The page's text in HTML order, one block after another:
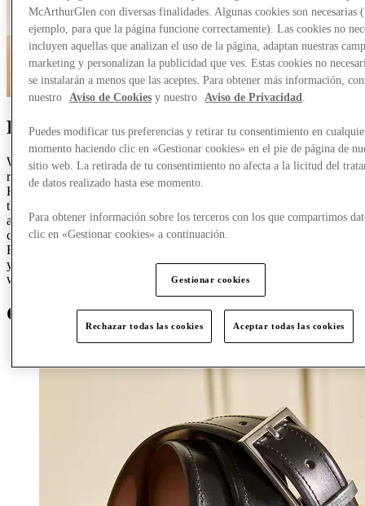
Forformal occasions
When a formal event appears on your calendar, make sure you're
ready to impress with new season mens occasionwear from BOSS.
Head to Designer Outlet Roosendaal to find a smart three-piece suit
that's sure to turn heads. Navy suits are the perfect choice for spring
and make a refreshing change from classic black. Pair yours with a
crisp cotton shirt and coordinating tie for effortless sophistication.
Finish the look with leather dress shoes and a matching belt, and
you're ready for anything, from a day at the races to an important
work dinner.
Get closer
McArthurGlen con diversas finalidades. Algunas cookies son necesarias
ejemplo, para que la página funcione correctamente). Las cookies no
incluyen aquellas que analizan el uso de la página, adaptan nuestras
marketing y personalizan la publicidad que ves. Estas cookies no
se instalarán a menos que las aceptes. Para obtener más información,
nuestro
Aviso de Cookies y nuestro Aviso de Privacidad.
Puedes modificar tus preferencias y retirar tu consentimiento en
momento haciendo clic en «Gestionar cookies» en el pie de página de
sitio web. La retirada de tu consentimiento no afecta a la licitud del
de datos realizado hasta ese momento.
Para obtener información sobre los terceros con los que compartimos
clic en «Gestionar cookies» a continuación.
Gestionar cookies
Rechazar todas las cookies Aceptar todas las cookies